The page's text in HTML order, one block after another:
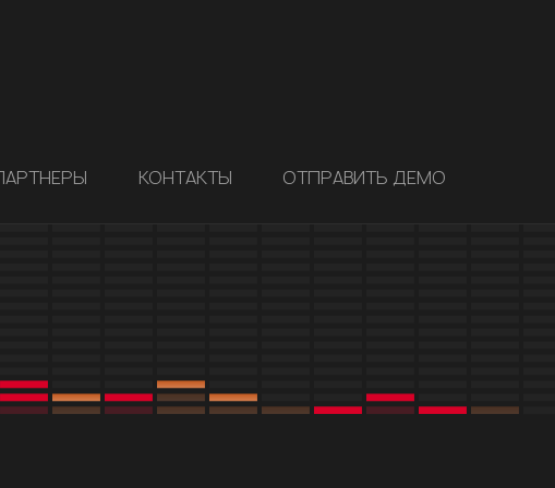
КОНТАКТЫ
ОТПРАВИТЬ ДЕМО